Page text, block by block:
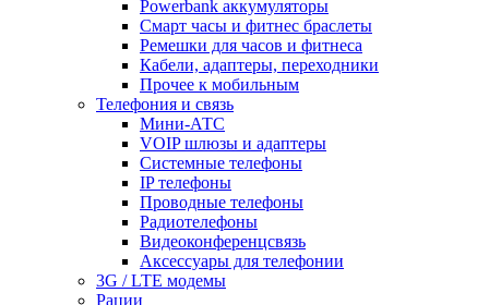
Powerbank аккумуляторы
Смарт часы и фитнес браслеты
Ремешки для часов и фитнеса
Кабели, адаптеры, переходники
Прочее к мобильным
Телефония и связь
Мини-АТС
VOIP шлюзы и адаптеры
Системные телефоны
IP телефоны
Проводные телефоны
Радиотелефоны
Видеоконференцсвязь
Аксессуары для телефонии
3G / LTE модемы
Рации